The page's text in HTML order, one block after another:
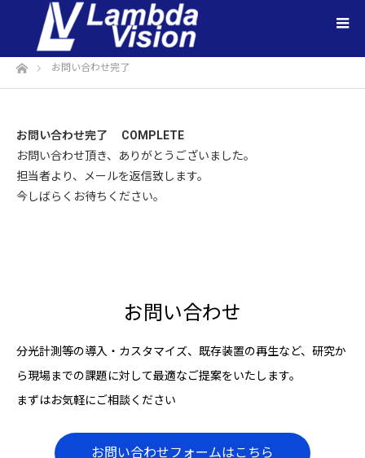
ホームお問い合わせ完了
お問い合わせ完了 COMPLETE
お問い合わせ頂き、ありがとうございました。
担当者より、メールを返信致します。
今しばらくお待ちください。
お問い合わせ
分光計測等の導入・カスタマイズ、既存装置の再生など、研究か
ら現場までの課題に対して最適なご提案をいたします。
まずはお気軽にご相談ください
お問い合わせフォームはこちら